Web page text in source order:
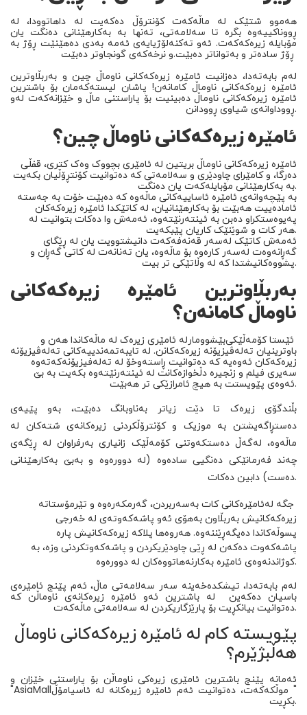
هەموو شتێک لە ماڵەکەت کۆنترۆڵ دەکەیت لە داهاتوودا، لە
ڕووناکییەوە بگرە تا سەلامەتی، تەنها بە بەکارهێنانی دەنگت یان
مۆبایلە زیرەکەکەت. ئەو تەکنەلۆژیایەی ئەمە بەدی دەهێنێت ڕۆژ بە
و نرخەکەی گونجاوتر دەبێت.
لەم بابەتەدا، دەزانیت ئامێرە زیرەکەکانی ناوماڵ چین و بەربڵاوترین
ئامێرە زیرەکەکانی ناوماڵ کامانەن! پاشان لیستەکەمان بۆ باشترین
ئامێرە زیرەکەکانی ناوماڵ دەبینیت بۆ پاراستنی ماڵ و خێزانەکەت لەو
ڕووداوانەی شیاوی ڕوودانن.
ئامێرە زیرەکەکانی ناوماڵ چین؟
ئامێرە زیرەکەکانی ناوماڵ بریتین لە ئامێری بچووک وەک کتری، قفڵی
دەرگا، و کامێرای چاودێری و سەلامەتی کە دەتوانیت کۆنتڕۆڵیان بکەیت
بە بەکارهێنانی مۆبایلەکەت یان دەنگت.
بە پێچەوانەی ئامێرە ئاساییەکانی ماڵەوە کە دەبێت خۆت بە جەستە
ئامادەییت هەبێت بۆ بەکارهێنانیان، لە کاتێکدا ئامێرە زیرەکەکان
پەیوەستکراو دەبن بە ئینتەرنێتەوە، ئەمەش وا دەکات بتوانیت لە
هەر کات و شوێنێک کاریان پێبکەیت.
ئەمەش کاتێک لەسەر قەنەفەکەت دانیشتوویت یان لە ڕێگای
گەڕانەوەت لەسەر کارەوە بۆ ماڵەوە، یان تەنانەت لە کاتی گەڕان و
پشووەکانیشتدا کە لە وڵاتێکی تر بیت.
بەربڵاوترین ئامێرە زیرەکەکانی
ناوماڵ کامانەن؟
بێشوومار
باوترینیان تەلەڤیزیۆنە زیرەکەکانن. لە تایبەتمەندییەکانی تەلەڤیزیۆنە
زیرەکەکان ئەوەیە کە دەتوانیت ڕاستەوخۆ لە تەلەفیزیۆنەکەتەوە
سەیری فیلم و زنجیرە دڵخوازەکانت لە ئینتەرنێتەوە بکەیت بە بێ
ئەوەی پێویستت بە هیچ ئامرازێکی تر هەبێت.
بڵندگۆی زیرەک تا دێت زیاتر بەناوبانگ دەبێت، بەو پێیەی
دەستڕاگەیشتن بە موزیک و کۆنترۆڵکردنی زیرەکانەی شتەکان لە
ماڵەوە، لەگەڵ دەستکەوتنی کۆمەڵێک زانیاری بەرفراوان لە ڕێگەی
چەند فەرمانێکی دەنگیی سادەوە (لە دوورەوە و بەبێ بەکارهێنانی
دەست) دابین دەکات.
ئامێرەکانی کات بەسەربردن، گەرمکەرەوە و تێرمۆستاتە
زیرەکەکانیش بەربڵاون بەهۆی ئەو پاشەکەوتەی لە خەرجی
پسوڵەکاندا دەیگەڕێننەوە. هەروەها پلاکە زیرەکەکانیش پارە
پاشەکەوت دەکەن لە ڕێی چاودێریکردن و پاشەکەوتکردنی وزە، بە
کوژاندنەوەی ئامێرە بەکارنەهاتووەکان لە دوورەوە.
لەم بابەتەدا، تیشکدەخەینە سەر سەلامەتی ماڵ، ئەم پێنج ئامێرەی
باسیان دەکەین لە باشترین ئەو ئامێرە زیرەکانەی ناوماڵن کە
دەتوانیت بیانکڕیت بۆ پارێزگاریکردن لە سەلامەتی ماڵەکەت.
پێویستە کام لە ئامێرە زیرەکەکانی ناوماڵ
هەڵبژێرم؟
ئەمانە پێنج باشترین ئامێری زیرەکی ناوماڵن بۆ پاراستنی خێزان و
موڵکەکەت، دەتوانیت ئەم ئامێرە زیرەکانە لە ئاسیامۆڵ "
AsiaMall
"
بکڕیت.